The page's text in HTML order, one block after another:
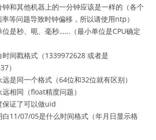
钟和其他机器上的一分钟应该是一样的（各个
等问题导致时钟偏移，所以请使用ntp）
位是秒、呃、毫秒……（最小单位是CPU确定
时间戳格式（1339972628 或者是
）
是同一个格式（64位和32位就有区别）
相同（float精度问题）
保证了可以做uid
白11/07/05是什么时间格式（年月日显示格